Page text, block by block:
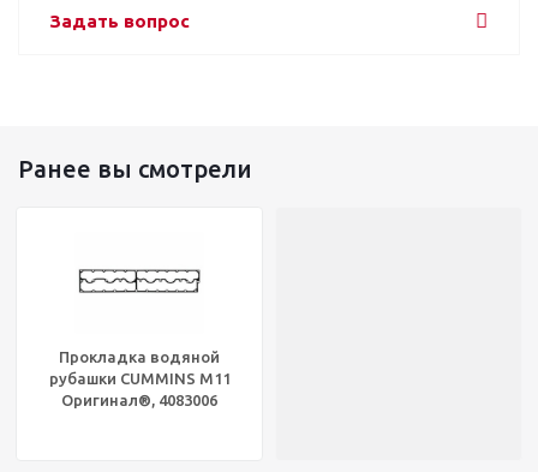
Задать вопрос
Ранее вы смотрели
Прокладка водяной
рубашки CUMMINS M11
Оригинал®, 4083006